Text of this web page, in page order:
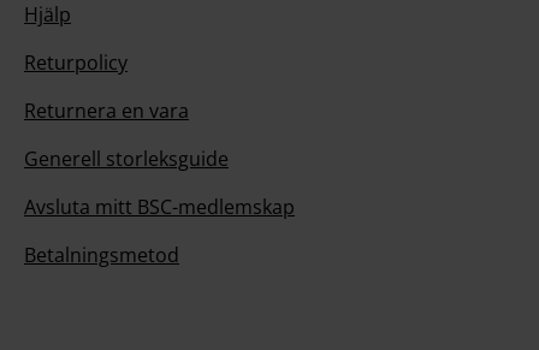
Hjälp
Returpolicy
Returnera en vara
Generell storleksguide
Avsluta mitt BSC-medlemskap
Betalningsmetod